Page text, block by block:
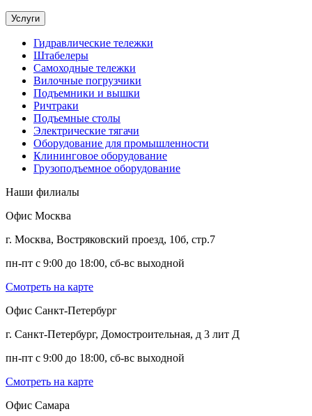
Услуги
Гидравлические тележки
Штабелеры
Самоходные тележки
Вилочные погрузчики
Подъемники и вышки
Ричтраки
Подъемные столы
Электрические тягачи
Оборудование для промышленности
Клининговое оборудование
Грузоподъемное оборудование
Наши филиалы
Офис Москва
г. Москва, Востряковский проезд, 10б, стр.7
пн-пт с 9:00 до 18:00, сб-вс выходной
Смотреть на карте
Офис Санкт-Петербург
г. Санкт-Петербург, Домостроительная, д 3 лит Д
пн-пт с 9:00 до 18:00, сб-вс выходной
Смотреть на карте
Офис Самара